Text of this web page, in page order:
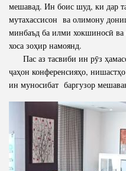
мешавад. Ин боис шуд, ки дар
мутахассисон ва олимону
минбаъд ба илми хокшиносӣ ва
хоса зоҳир намоянд.
Пас аз тасвиби ин рӯз
ҷаҳон конференсияҳо,
ин муносибат баргузор